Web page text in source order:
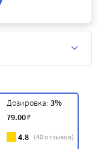
Дозировка: 3%
79.00₽
4.8 (40отзывов)